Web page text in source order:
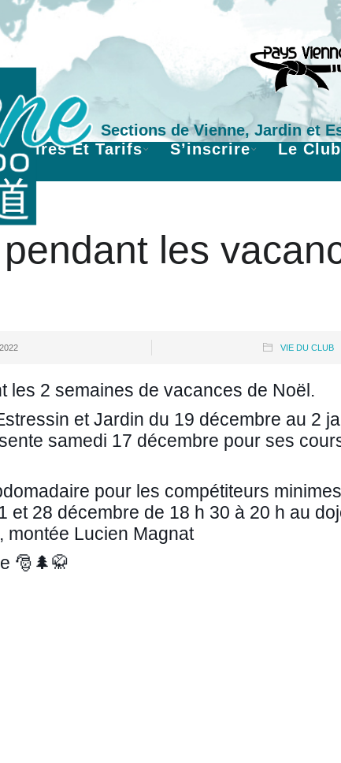
Sections de Vienne, Jardin et
Et Tarifs S’inscrire Le Club
les
VIE DU CLUB
les 2 semaines de vacances de Noël.
et Jardin du 19 décembre au 2
samedi 17 décembre pour ses
pour les compétiteurs
et 28 décembre de 18 h 30 à 20 h au
montée Lucien Magnat
🎅🌲🥋